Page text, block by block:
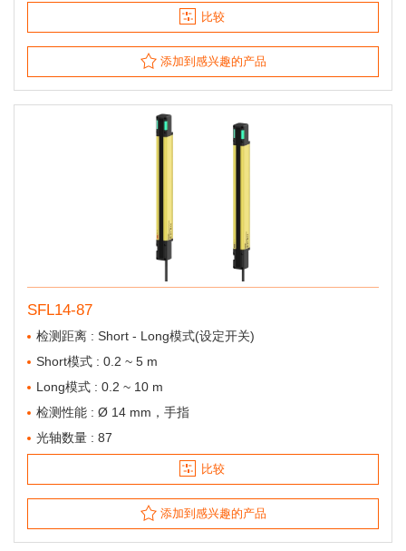
比较
添加到感兴趣的产品
SFL14-87
检测距离 : Short - Long模式(设定开关)
Short模式 : 0.2 ~ 5 m
Long模式 : 0.2 ~ 10 m
检测性能 : Ø 14 mm，手指
光轴数量 : 87
比较
添加到感兴趣的产品